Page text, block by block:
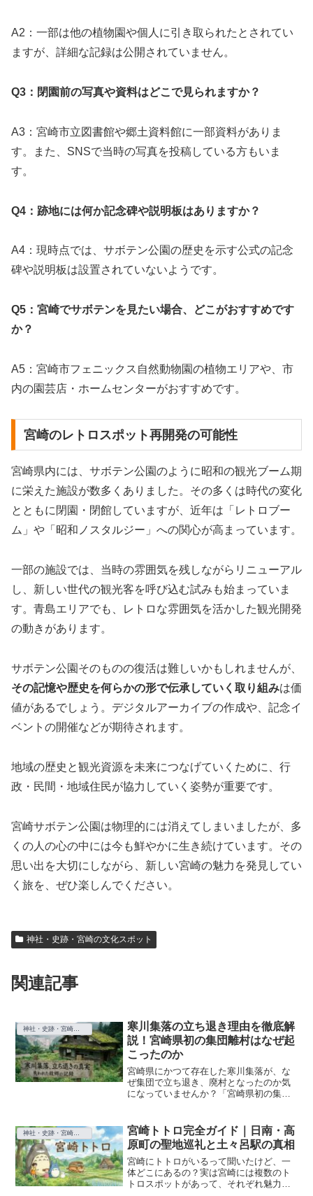
A2：一部は他の植物園や個人に引き取られたとされてい
ますが、詳細な記録は公開されていません。
Q3：閉園前の写真や資料はどこで見られますか？
A3：宮崎市立図書館や郷土資料館に一部資料がありま
す。また、SNSで当時の写真を投稿している方もいま
す。
Q4：跡地には何か記念碑や説明板はありますか？
A4：現時点では、サボテン公園の歴史を示す公式の記念
碑や説明板は設置されていないようです。
Q5：宮崎でサボテンを見たい場合、どこがおすすめです
か？
A5：宮崎市フェニックス自然動物園の植物エリアや、市
内の園芸店・ホームセンターがおすすめです。
宮崎のレトロスポット再開発の可能性
宮崎県内には、サボテン公園のように昭和の観光ブーム期
に栄えた施設が数多くありました。その多くは時代の変化
とともに閉園・閉館していますが、近年は「レトロブー
ム」や「昭和ノスタルジー」への関心が高まっています。
一部の施設では、当時の雰囲気を残しながらリニューアル
し、新しい世代の観光客を呼び込む試みも始まっていま
す。青島エリアでも、レトロな雰囲気を活かした観光開発
の動きがあります。
サボテン公園そのものの復活は難しいかもしれませんが、
その記憶や歴史を何らかの形で伝承していく取り組みは価
値があるでしょう。デジタルアーカイブの作成や、記念イ
ベントの開催などが期待されます。
地域の歴史と観光資源を未来につなげていくために、行
政・民間・地域住民が協力していく姿勢が重要です。
宮崎サボテン公園は物理的には消えてしまいましたが、多
くの人の心の中には今も鮮やかに生き続けています。その
思い出を大切にしながら、新しい宮崎の魅力を発見してい
く旅を、ぜひ楽しんでください。
神社・史跡・宮崎の文化スポット
関連記事
寒川集落の立ち退き理由を徹底解
説！宮崎県初の集団離村はなぜ起
こったのか
宮崎県にかつて存在した寒川集落が、な
ぜ集団で立ち退き、廃村となったのか気
になっていませんか？「宮崎県初の集団
深刻な理由が絡み合っています。この記
事では、寒川集落の立ち退...
神社・史跡・宮崎の文化スポット
宮崎トトロ完全ガイド｜日南・高
原町の聖地巡礼と土々呂駅の真相
宮崎にトトロがいるって聞いたけど、一
体どこにあるの？実は宮崎には複数のト
トロスポットがあって、それぞれ魅力が